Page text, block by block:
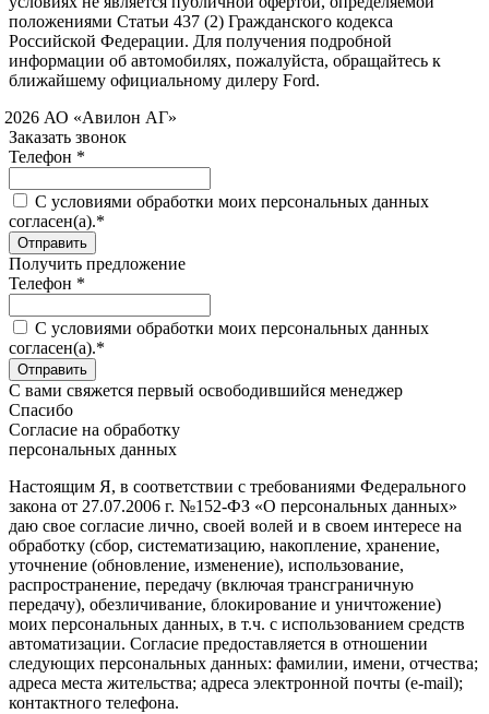
положениями Статьи 437 (2) Гражданского кодекса
Российской Федерации. Для получения подробной
информации об автомобилях, пожалуйста, обращайтесь к
ближайшему официальному дилеру Ford.
АО «Авилон АГ»
Заказать звонок
Телефон *
C условиями обработки моих персональных данных
согласен(а).*
Получить предложение
Телефон *
C условиями обработки моих персональных данных
согласен(а).*
С вами свяжется первый освободившийся менеджер
Спасибо
Согласие на обработку
персональных данных
Настоящим Я, в соответствии с требованиями Федерального
закона от 27.07.2006 г. №152-ФЗ «О персональных данных»
даю свое согласие лично, своей волей и в своем интересе на
обработку (сбор, систематизацию, накопление, хранение,
уточнение (обновление, изменение), использование,
распространение, передачу (включая трансграничную
передачу), обезличивание, блокирование и уничтожение)
моих персональных данных, в т.ч. с использованием средств
автоматизации. Согласие предоставляется в отношении
следующих персональных данных: фамилии, имени, отчества;
адреса места жительства; адреса электронной почты (e-mail);
контактного телефона.